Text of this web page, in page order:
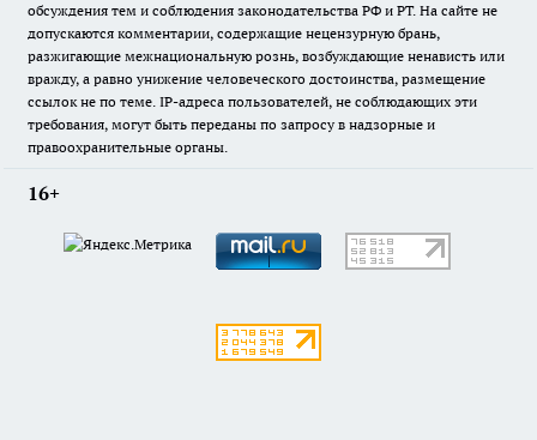
обсуждения тем и соблюдения законодательства РФ и РТ. На сайте не
допускаются комментарии, содержащие нецензурную брань,
разжигающие межнациональную рознь, возбуждающие ненависть или
вражду, а равно унижение человеческого достоинства, размещение
ссылок не по теме. IP-адреса пользователей, не соблюдающих эти
требования, могут быть переданы по запросу в надзорные и
правоохранительные органы.
16+